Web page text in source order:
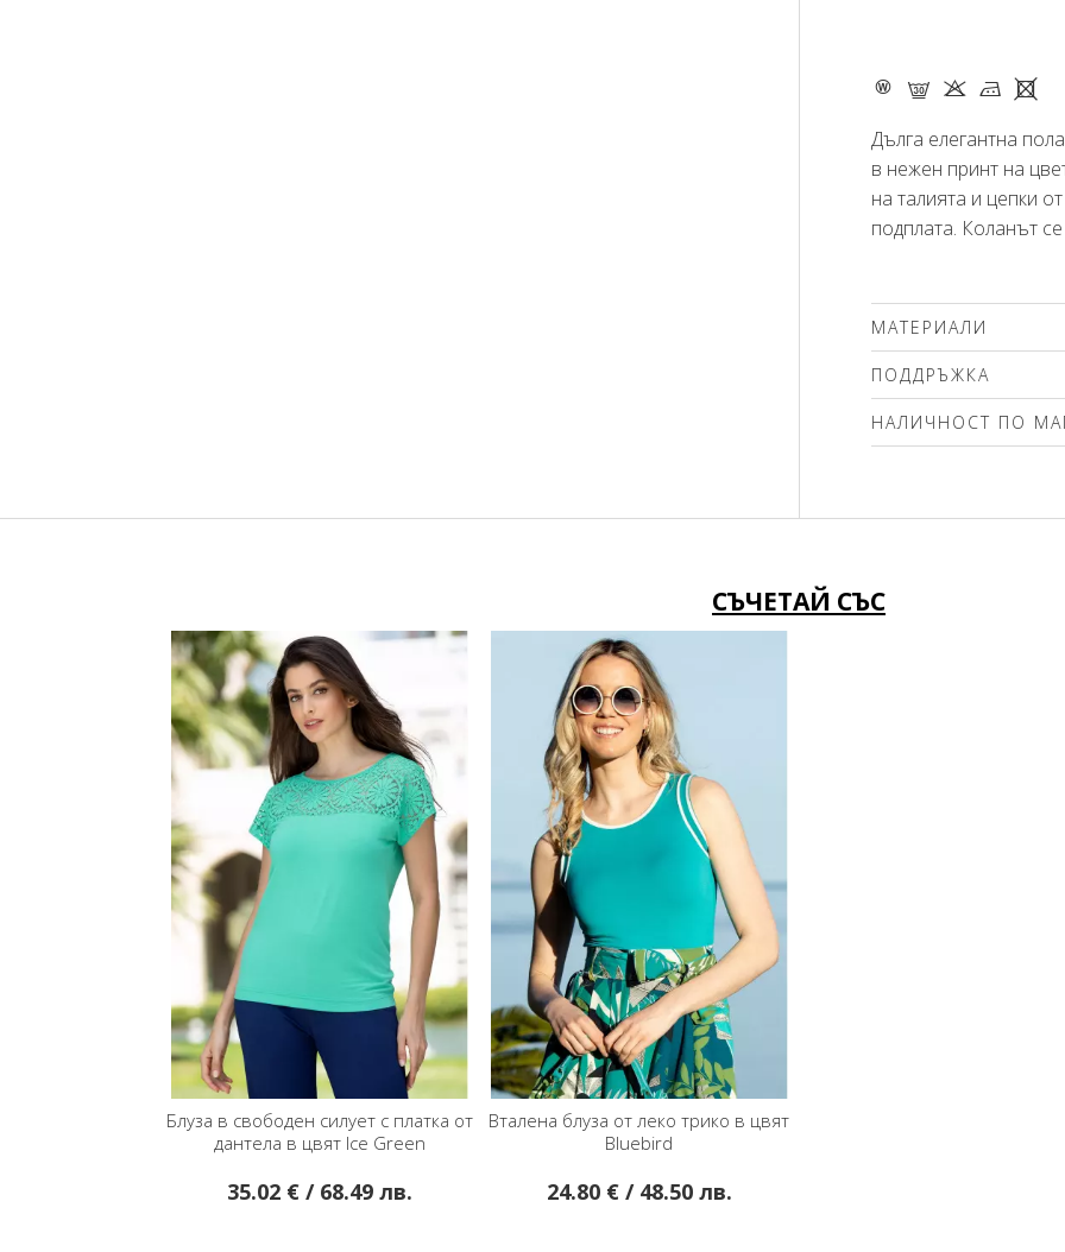
- G K M X
Дълга елегантна
в нежен принт на
на талията и цепки
подплата. Коланът
МАТЕРИАЛИ
ПОДДРЪЖКА
(max. 30'С ) с
чистене.
НАЛИЧНОСТ ПО
СЪЧЕТАЙ СЪС
Блуза в свободен силует с платка от
дантелa в цвят Ice Green
35.02 € / 68.49 лв.
Вталена блуза от леко трико в цвят
Bluebird
24.80 € / 48.50 лв.